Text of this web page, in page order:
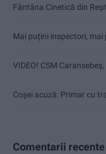
Fântâna Cinetică din
Mai puțini inspectori,
VIDEO! CSM
Coșei acuză: Primar cu
Comentarii recente